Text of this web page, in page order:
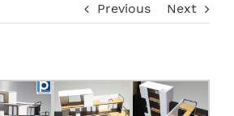
Previous Next